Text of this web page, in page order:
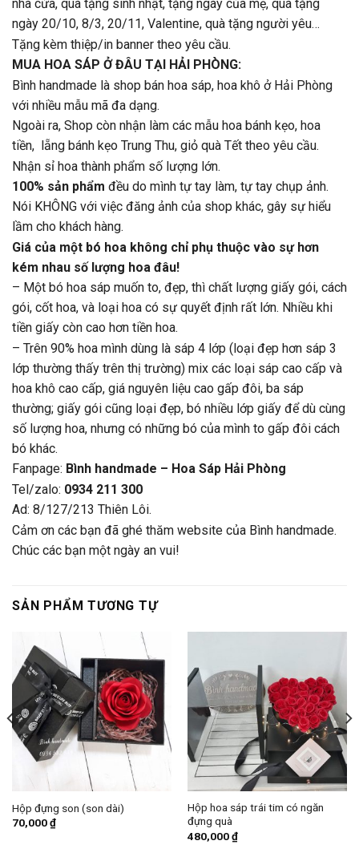
nhà cửa, quà tặng sinh nhật, tặng ngày của mẹ, quà tặng
ngày 20/10, 8/3, 20/11, Valentine, quà tặng người yêu…
Tặng kèm thiệp/in banner theo yêu cầu.
MUA HOA SÁP Ở ĐÂU TẠI HẢI PHÒNG:
Bình handmade là shop bán hoa sáp, hoa khô ở Hải Phòng
với nhiều mẫu mã đa dạng.
Ngoài ra, Shop còn nhận làm các mẫu hoa bánh kẹo, hoa
tiền, lẵng bánh kẹo Trung Thu, giỏ quà Tết theo yêu cầu.
Nhận sỉ hoa thành phẩm số lượng lớn.
100% sản phẩm đều do mình tự tay làm, tự tay chụp ảnh.
Nói KHÔNG với việc đăng ảnh của shop khác, gây sự hiểu
lầm cho khách hàng.
Giá của một bó hoa không chỉ phụ thuộc vào sự hơn
kém nhau số lượng hoa đâu!
– Một bó hoa sáp muốn to, đẹp, thì chất lượng giấy gói, cách
gói, cốt hoa, và loại hoa có sự quyết định rất lớn. Nhiều khi
tiền giấy còn cao hơn tiền hoa.
– Trên 90% hoa mình dùng là sáp 4 lớp (loại đẹp hơn sáp 3
lớp thường thấy trên thị trường) mix các loại sáp cao cấp và
hoa khô cao cấp, giá nguyên liệu cao gấp đôi, ba sáp
thường; giấy gói cũng loại đẹp, bó nhiều lớp giấy để dù cùng
số lượng hoa, nhưng có những bó của mình to gấp đôi cách
bó khác.
Fanpage: Bình handmade – Hoa Sáp Hải Phòng
Tel/zalo: 0934 211 300
Ad: 8/127/213 Thiên Lôi.
Cảm ơn các bạn đã ghé thăm website của Bình handmade.
Chúc các bạn một ngày an vui!
SẢN PHẨM TƯƠNG TỰ
Hộp đựng son (son dài)
70,000₫
Hộp hoa sáp trái tim có ngăn
đựng quà
480,000₫